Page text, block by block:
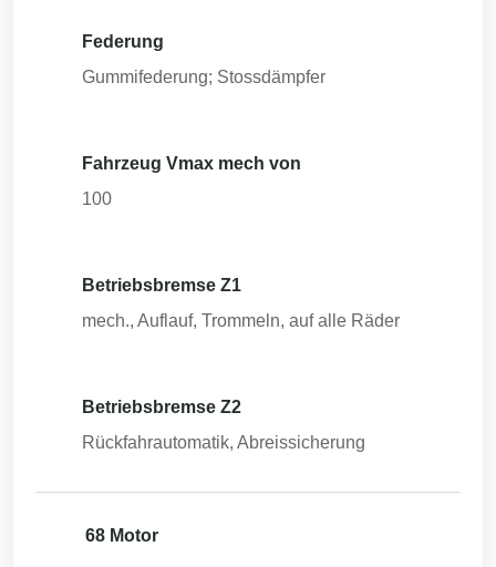
Federung
Gummifederung; Stossdämpfer
Fahrzeug Vmax mech von
100
Betriebsbremse Z1
mech., Auflauf, Trommeln, auf alle Räder
Betriebsbremse Z2
Rückfahrautomatik, Abreissicherung
68 Motor